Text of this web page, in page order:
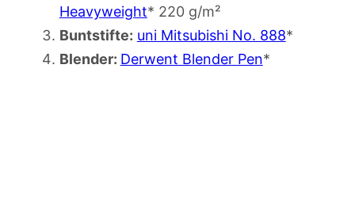
Heavyweight* 220 g/m²
Buntstifte: uni Mitsubishi No. 888*
Blender: Derwent Blender Pen*